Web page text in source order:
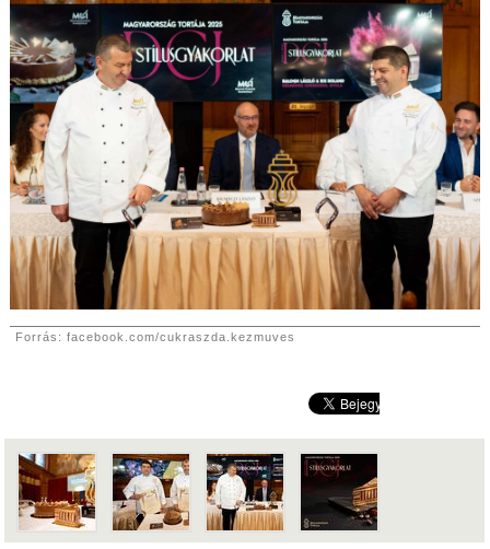
Forrás: facebook.com/cukraszda.kezmuves